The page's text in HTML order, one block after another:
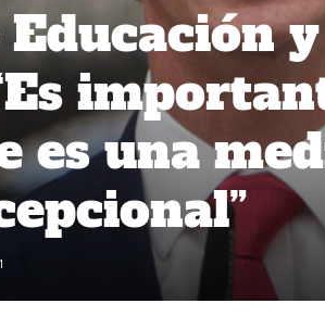
es una